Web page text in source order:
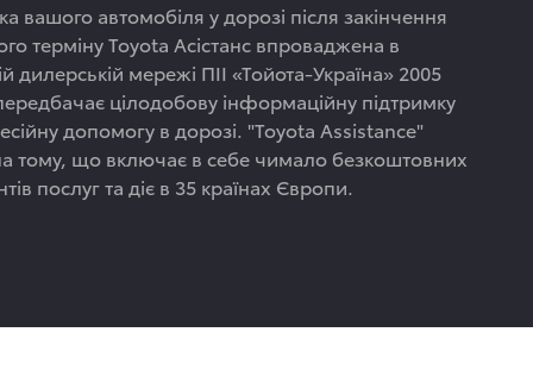
вашого автомобіля у дорозі після закінчення
терміну Toyota Асістанс впроваджена в
дилерській мережі ПІІ «Тойота-Україна» 2005
цілодобову інформаційну підтримку
допомогу в дорозі. "Toyota Assistance"
тому, що включає в себе чимало безкоштовних
послуг та діє в 35 країнах Європи.